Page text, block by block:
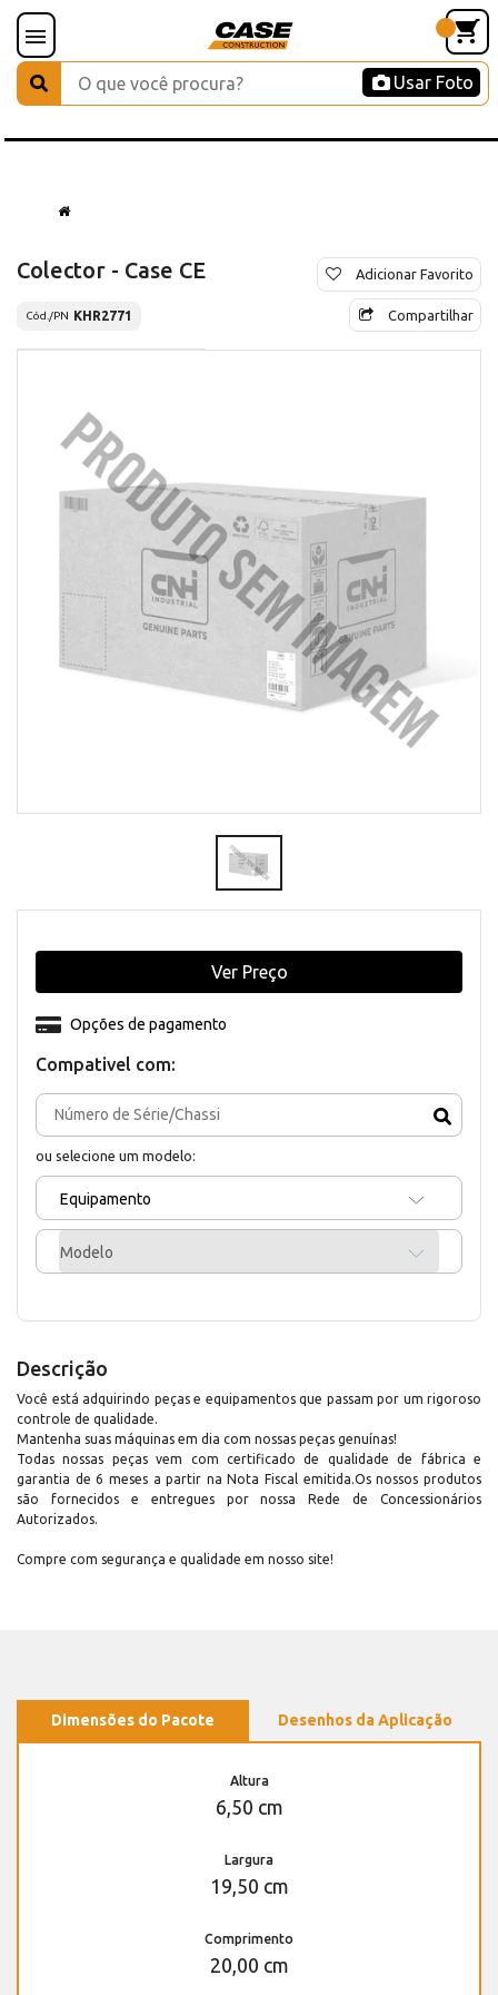
Usar Foto
Colector - Case CE
Cód./PN KHR2771
Adicionar Favorito
Compartilhar
Compativel com:
ou selecione um modelo:
Equipamento
Modelo
Opções de pagamento
Ver Preço
Descrição
Você está adquirindo peças e equipamentos que passam por um rigoroso
controle de qualidade.
Mantenha suas máquinas em dia com nossas peças genuínas!
Todas nossas peças vem com certificado de qualidade de fábrica e
garantia de 6 meses a partir na Nota Fiscal emitida.Os nossos produtos
são fornecidos e entregues por nossa Rede de Concessionários
Autorizados.
Compre com segurança e qualidade em nosso site!
Dimensões do Pacote Desenhos da Aplicação
Altura
6,50 cm
Largura
19,50 cm
Comprimento
20,00 cm